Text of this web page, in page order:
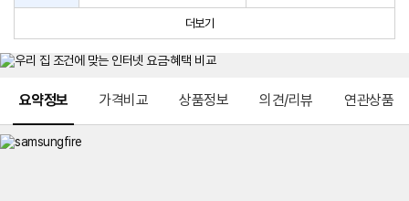
원
선
택
약
정
인
법
더보기
요약정보 가격비교 상품정보 의견/리뷰 연관상품